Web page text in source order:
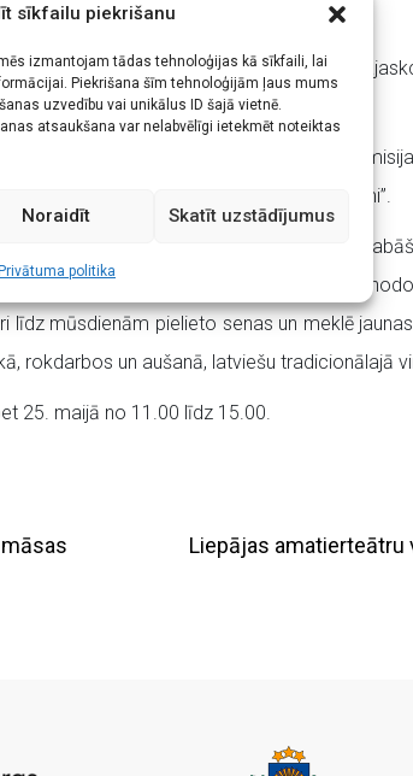
sīkfailu piekrišanu
izmantojam tādas tehnoloģijas kā sīkfaili, lai
Piekrišana šīm tehnoloģijām ļaus mums
uzvedību vai unikālus ID šajā vietnē.
atsaukšana var nelabvēlīgi ietekmēt noteiktas
Noraidīt Skatīt uzstādījumus
politika
un kultūras centra mājaslapā
izvērtēs īpaši izveidota ekspertu
“Dokumenti / Nolikumi un pieteikumi”.
ir Kultūras mantojuma vērtību
zināšanu un prasmju dzīvotspēju un
mūsdienām pielieto senas un meklē
rokdarbos un aušanā, latviešu tradicionālajā
25. maijā no 11.00 līdz 15.00.
Liepājas amatierteātru